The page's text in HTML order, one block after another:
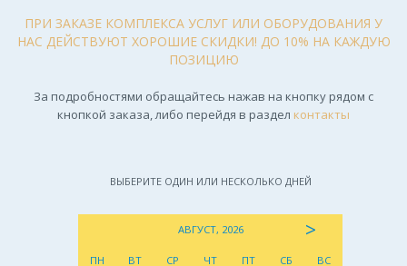
ПРИ ЗАКАЗЕ КОМПЛЕКСА УСЛУГ ИЛИ ОБОРУДОВАНИЯ У
НАС ДЕЙСТВУЮТ ХОРОШИЕ СКИДКИ! ДО 10% НА КАЖДУЮ
ПОЗИЦИЮ
За подробностями обращайтесь нажав на кнопку рядом с
кнопкой заказа, либо перейдя в раздел контакты
ВЫБЕРИТЕ ОДИН ИЛИ НЕСКОЛЬКО ДНЕЙ
АВГУСТ, 2026 >
ПН ВТ СР ЧТ ПТ СБ ВС